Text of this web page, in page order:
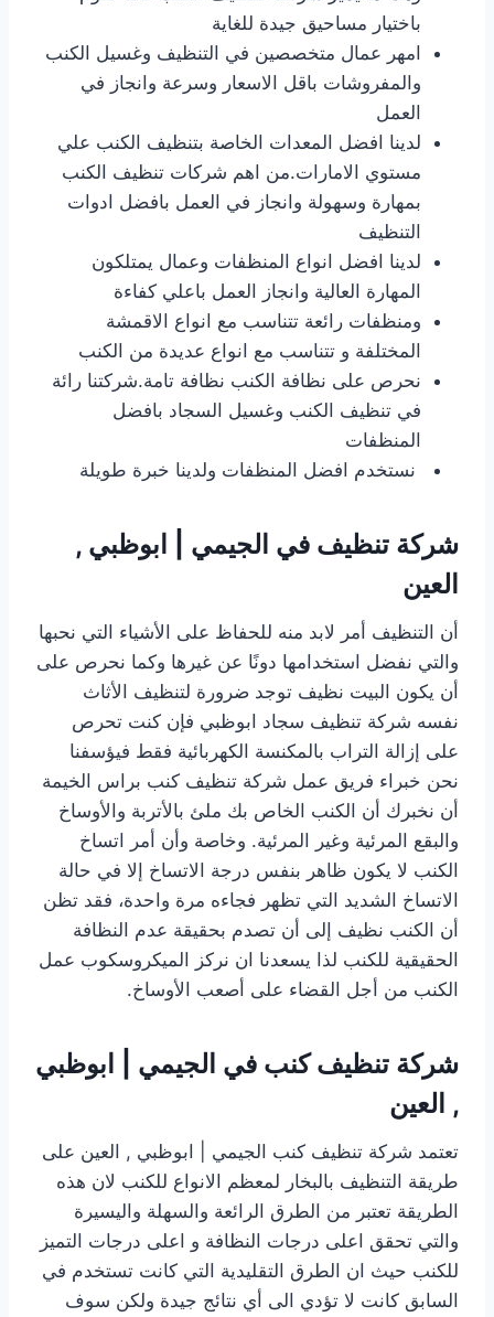
باختيار مساحيق جيدة للغاية
امهر عمال متخصصين في التنظيف وغسيل الكنب
والمفروشات باقل الاسعار وسرعة وانجاز في
العمل
لدينا افضل المعدات الخاصة بتنظيف الكنب علي
مستوي الامارات.من اهم شركات تنظيف الكنب
بمهارة وسهولة وانجاز في العمل بافضل ادوات
التنظيف
لدينا افضل انواع المنظفات وعمال يمتلكون
المهارة العالية وانجاز العمل باعلي كفاءة
ومنظفات رائعة تتناسب مع انواع الاقمشة
المختلفة و تتناسب مع انواع عديدة من الكنب
نحرص على نظافة الكنب نظافة تامة.شركتنا رائة
في تنظيف الكنب وغسيل السجاد بافضل
المنظفات
نستخدم افضل المنظفات ولدينا خبرة طويلة
شركة تنظيف في الجيمي | ابوظبي ,
العين
أن التنظيف أمر لابد منه للحفاظ على الأشياء التي نحبها
والتي نفضل استخدامها دونًا عن غيرها وكما نحرص على
أن يكون البيت نظيف توجد ضرورة لتنظيف الأثاث
نفسه شركة تنظيف سجاد ابوظبي فإن كنت تحرص
على إزالة التراب بالمكنسة الكهربائية فقط فيؤسفنا
نحن خبراء فريق عمل شركة تنظيف كنب براس الخيمة
أن نخبرك أن الكنب الخاص بك ملئ بالأتربة والأوساخ
والبقع المرئية وغير المرئية. وخاصة وأن أمر اتساخ
الكنب لا يكون ظاهر بنفس درجة الاتساخ إلا في حالة
الاتساخ الشديد التي تظهر فجاءه مرة واحدة، فقد تظن
أن الكنب نظيف إلى أن تصدم بحقيقة عدم النظافة
الحقيقية للكنب لذا يسعدنا ان نركز الميكروسكوب عمل
الكنب من أجل القضاء على أصعب الأوساخ.
شركة تنظيف كنب في الجيمي | ابوظبي
, العين
تعتمد شركة تنظيف كنب الجيمي | ابوظبي , العين على
طريقة التنظيف بالبخار لمعظم الانواع للكنب لان هذه
الطريقة تعتبر من الطرق الرائعة والسهلة واليسيرة
والتي تحقق اعلى درجات النظافة و اعلى درجات التميز
للكنب حيث ان الطرق التقليدية التي كانت تستخدم في
السابق كانت لا تؤدي الى أي نتائج جيدة ولكن سوف